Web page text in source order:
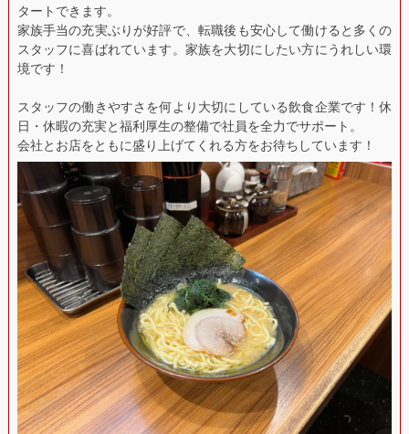
タートできます。
家族手当の充実ぶりが好評で、転職後も安心して働けると多くの
スタッフに喜ばれています。家族を大切にしたい方にうれしい環
境です！
スタッフの働きやすさを何より大切にしている飲食企業です！休
日・休暇の充実と福利厚生の整備で社員を全力でサポート。
会社とお店をともに盛り上げてくれる方をお待ちしています！